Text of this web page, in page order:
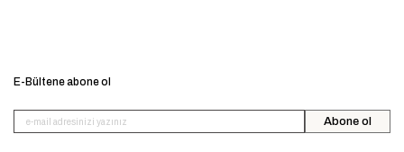
E-Bültene abone ol
Abone ol